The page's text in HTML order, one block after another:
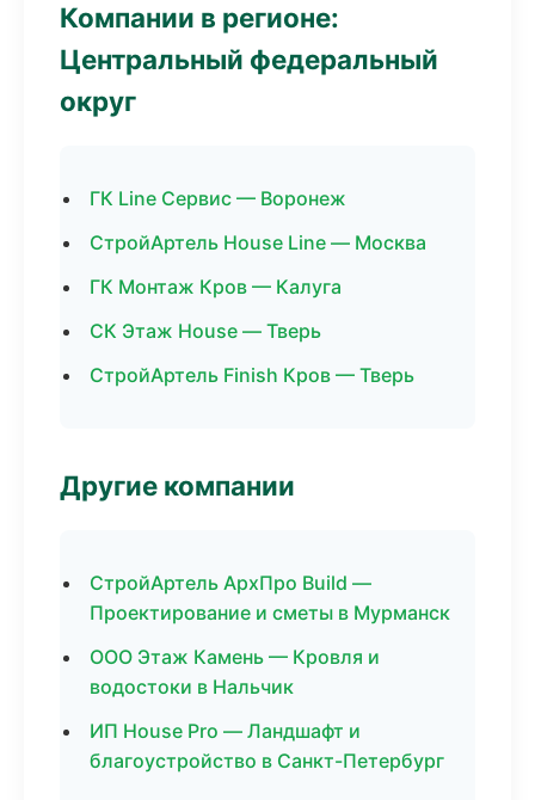
Компании в регионе:
Центральный федеральный
округ
ГК Line Сервис — Воронеж
СтройАртель House Line — Москва
ГК Монтаж Кров — Калуга
СК Этаж House — Тверь
СтройАртель Finish Кров — Тверь
Другие компании
СтройАртель АрхПро Build —
Проектирование и сметы в Мурманск
ООО Этаж Камень — Кровля и
водостоки в Нальчик
ИП House Pro — Ландшафт и
благоустройство в Санкт-Петербург